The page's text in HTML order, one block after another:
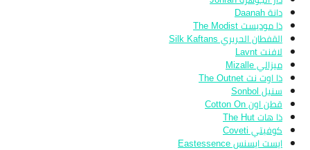
دانة Daanah
ذا موديست The Modist
القفطان الحريري Silk Kaftans
لافنت Lavnt
ميزالي Mizalle
ذا اوت نت The Outnet
سنبل Sonbol
قطن اون Cotton On
ذا هات The Hut
كوفيتي Coveti
ايست ايسنس Eastessence